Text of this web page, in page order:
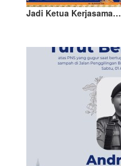
Jadi Ketua Kerjasama…